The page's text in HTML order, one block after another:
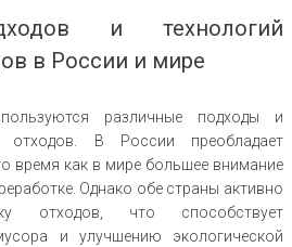
и технологий
в России и мире
различные подходы и
отходов. В России преобладает
время как в мире большее внимание
Однако обе страны активно
отходов, что способствует
и улучшению экологической